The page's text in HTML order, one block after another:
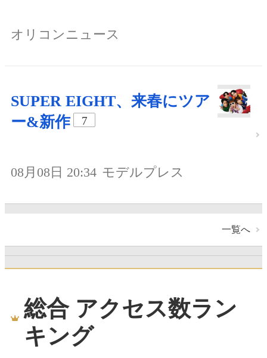
オリコンニュース
SUPER EIGHT、来春にツア
ー&新作
7
08月08日 20:34 モデルプレス
一覧へ
総合 アクセス数ラン
キング